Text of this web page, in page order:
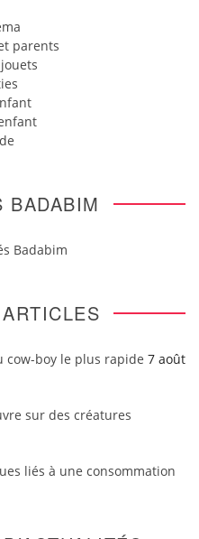
parents
BADABIM
Badabim
cow-boy le plus rapide 7 août
sur des créatures
liés à une consommation